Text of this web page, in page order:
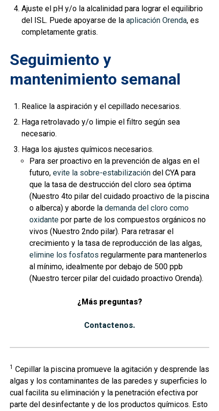
Ajuste el pH y/o la alcalinidad para lograr el equilibrio
del ISL. Puede apoyarse de la aplicación Orenda, es
completamente gratis.
Seguimiento y
mantenimiento semanal
Realice la aspiración y el cepillado necesarios.
Haga retrolavado y/o limpie el filtro según sea
necesario.
Haga los ajustes químicos necesarios.
Para ser proactivo en la prevención de algas en el
futuro, evite la sobre-estabilización del CYA para
que la tasa de destrucción del cloro sea óptima
(Nuestro 4to pilar del cuidado proactivo de la piscina
o alberca) y aborde la demanda del cloro como
oxidante por parte de los compuestos orgánicos no
vivos (Nuestro 2ndo pilar). Para retrasar el
crecimiento y la tasa de reproducción de las algas,
elimine los fosfatos regularmente para mantenerlos
al mínimo, idealmente por debajo de 500 ppb
(Nuestro tercer pilar del cuidado proactivo Orenda).
¿Más preguntas?
Contactenos.
1 Cepillar la piscina promueve la agitación y desprende las
algas y los contaminantes de las paredes y superficies lo
cual facilita su eliminación y la penetración efectiva por
parte del desinfectante y de los productos químicos. Esto